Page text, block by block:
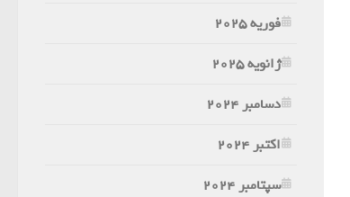
فوریه 2025
ژانویه 2025
دسامبر 2024
اکتبر 2024
سپتامبر 2024